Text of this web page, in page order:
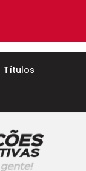
Títulos